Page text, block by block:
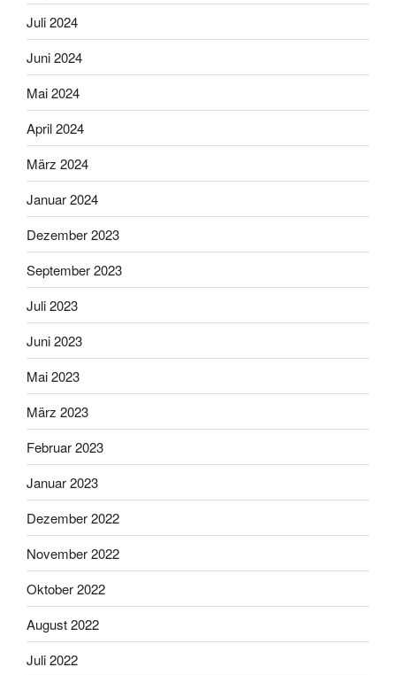
Juli 2024
Juni 2024
Mai 2024
April 2024
März 2024
Januar 2024
Dezember 2023
September 2023
Juli 2023
Juni 2023
Mai 2023
März 2023
Februar 2023
Januar 2023
Dezember 2022
November 2022
Oktober 2022
August 2022
Juli 2022